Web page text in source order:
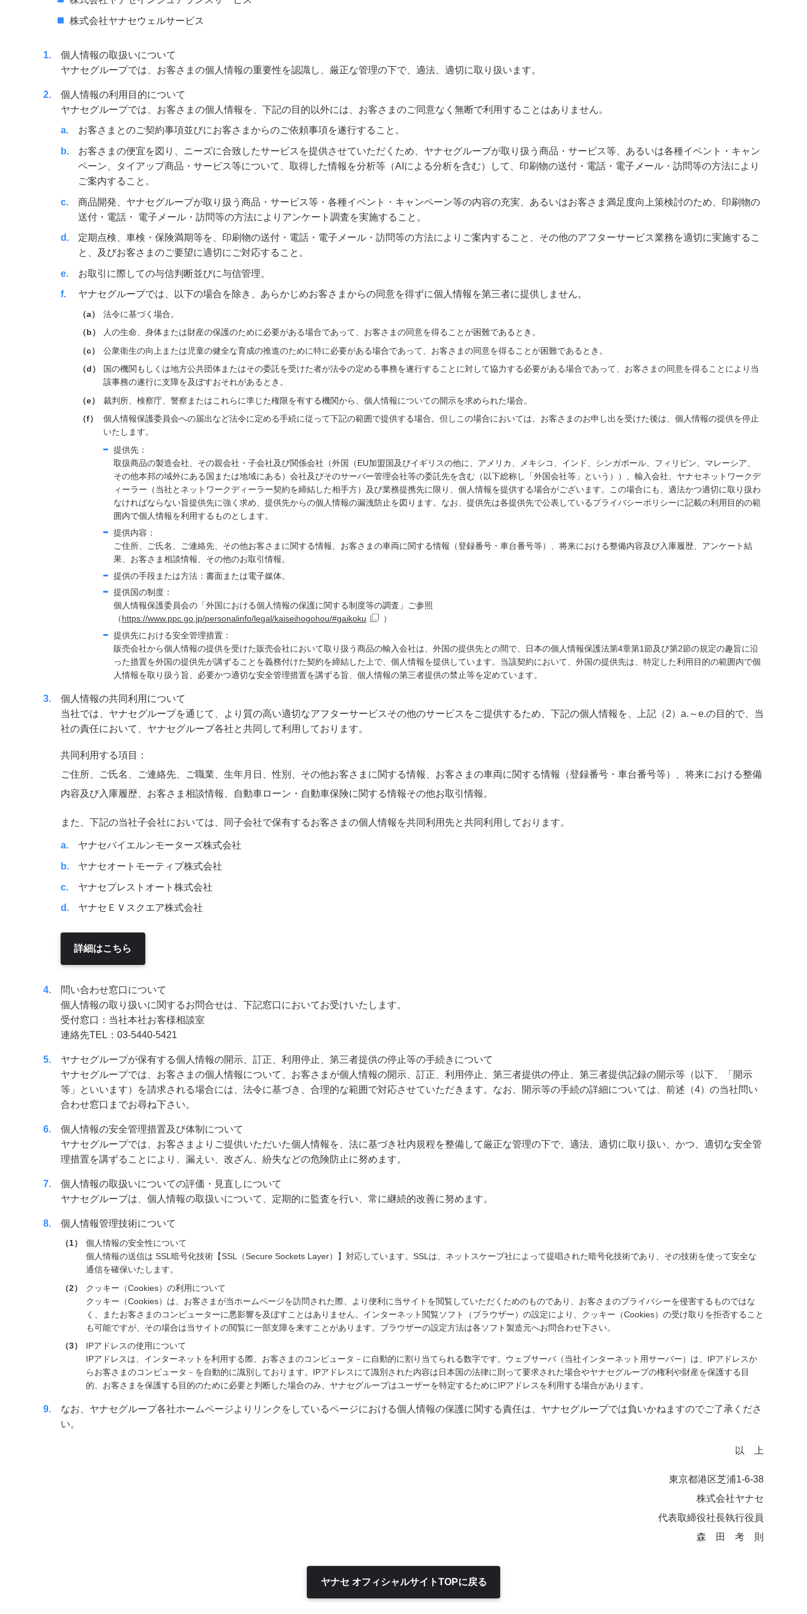
株式会社ヤナセウェルサービス
1
個人情報の取扱いについて
ヤナセグループでは、お客さまの個人情報の重要性を認識し、厳正な管理の下で、適法、適切に取り扱います。
2
個人情報の利用目的について
ヤナセグループでは、お客さまの個人情報を、下記の目的以外には、お客さまのご同意なく無断で利用することはありません。
a お客さまとのご契約事項並びにお客さまからのご依頼事項を遂行すること。
b
お客さまの便宜を図り、ニーズに合致したサービスを提供させていただくため、ヤナセグループが取り扱う商品・サービス等、あるいは各種イベント・キャン
ペーン、タイアップ商品・サービス等について、取得した情報を分析等（AIによる分析を含む）して、印刷物の送付・電話・電子メール・訪問等の方法により
ご案内すること。
c
商品開発、ヤナセグループが取り扱う商品・サービス等・各種イベント・キャンペーン等の内容の充実、あるいはお客さま満足度向上策検討のため、印刷物の
送付・電話・ 電子メール・訪問等の方法によりアンケート調査を実施すること。
d
定期点検、車検・保険満期等を、印刷物の送付・電話・電子メール・訪問等の方法によりご案内すること、その他のアフターサービス業務を適切に実施するこ
と、及びお客さまのご要望に適切にご対応すること。
e お取引に際しての与信判断並びに与信管理。
f ヤナセグループでは、以下の場合を除き、あらかじめお客さまからの同意を得ずに個人情報を第三者に提供しません。
a
法令に基づく場合。
b
人の生命、身体または財産の保護のために必要がある場合であって、お客さまの同意を得ることが困難であるとき。
c
公衆衛生の向上または児童の健全な育成の推進のために特に必要がある場合であって、お客さまの同意を得ることが困難であるとき。
d
国の機関もしくは地方公共団体またはその委託を受けた者が法令の定める事務を遂行することに対して協力する必要がある場合であって、お客さまの同意を得ることにより当
該事務の遂行に支障を及ぼすおそれがあるとき。
e
裁判所、検察庁、警察またはこれらに準じた権限を有する機関から、個人情報についての開示を求められた場合。
f
個人情報保護委員会への届出など法令に定める手続に従って下記の範囲で提供する場合。但しこの場合においては、お客さまのお申し出を受けた後は、個人情報の提供を停止
いたします。
提供先：
取扱商品の製造会社、その親会社・子会社及び関係会社（外国（EU加盟国及びイギリスの他に、アメリカ、メキシコ、インド、シンガポール、フィリピン、マレーシア、
その他本邦の域外にある国または地域にある）会社及びそのサーバー管理会社等の委託先を含む（以下総称し「外国会社等」という））、輸入会社、ヤナセネットワークデ
ィーラー（当社とネットワークディーラー契約を締結した相手方）及び業務提携先に限り、個人情報を提供する場合がございます。この場合にも、適法かつ適切に取り扱わ
なければならない旨提供先に強く求め、提供先からの個人情報の漏洩防止を図ります。なお、提供先は各提供先で公表しているプライバシーポリシーに記載の利用目的の範
囲内で個人情報を利用するものとします。
提供内容：
ご住所、ご氏名、ご連絡先、その他お客さまに関する情報、お客さまの車両に関する情報（登録番号・車台番号等）、将来における整備内容及び入庫履歴、アンケート結
果、お客さま相談情報、その他のお取引情報。
提供の手段または方法：書面または電子媒体。
提供国の制度：
個人情報保護委員会の「外国における個人情報の保護に関する制度等の調査」ご参照
（https://www.ppc.go.jp/personalinfo/legal/kaiseihogohou/#gaikoku
）
提供先における安全管理措置：
販売会社から個人情報の提供を受けた販売会社において取り扱う商品の輸入会社は、外国の提供先との間で、日本の個人情報保護法第4章第1節及び第2節の規定の趣旨に沿
った措置を外国の提供先が講ずることを義務付けた契約を締結した上で、個人情報を提供しています。当該契約において、外国の提供先は、特定した利用目的の範囲内で個
人情報を取り扱う旨、必要かつ適切な安全管理措置を講ずる旨、個人情報の第三者提供の禁止等を定めています。
3
個人情報の共同利用について
当社では、ヤナセグループを通じて、より質の高い適切なアフターサービスその他のサービスをご提供するため、下記の個人情報を、上記（2）a.～e.の目的で、当
社の責任において、ヤナセグループ各社と共同して利用しております。
共同利用する項目：
ご住所、ご氏名、ご連絡先、ご職業、生年月日、性別、その他お客さまに関する情報、お客さまの車両に関する情報（登録番号・車台番号等）、将来における整備
内容及び入庫履歴、お客さま相談情報、自動車ローン・自動車保険に関する情報その他お取引情報。
また、下記の当社子会社においては、同子会社で保有するお客さまの個人情報を共同利用先と共同利用しております。
a ヤナセバイエルンモーターズ株式会社
b ヤナセオートモーティブ株式会社
c ヤナセプレストオート株式会社
d ヤナセＥＶスクエア株式会社
詳細はこちら
4
問い合わせ窓口について
個人情報の取り扱いに関するお問合せは、下記窓口においてお受けいたします。
受付窓口：当社本社お客様相談室
連絡先TEL：03-5440-5421
5
ヤナセグループが保有する個人情報の開示、訂正、利用停止、第三者提供の停止等の手続きについて
ヤナセグループでは、お客さまの個人情報について、お客さまが個人情報の開示、訂正、利用停止、第三者提供の停止、第三者提供記録の開示等（以下、「開示
等」といいます）を請求される場合には、法令に基づき、合理的な範囲で対応させていただきます。なお、開示等の手続の詳細については、前述（4）の当社問い
合わせ窓口までお尋ね下さい。
6
個人情報の安全管理措置及び体制について
ヤナセグループでは、お客さまよりご提供いただいた個人情報を、法に基づき社内規程を整備して厳正な管理の下で、適法、適切に取り扱い、かつ、適切な安全管
理措置を講ずることにより、漏えい、改ざん、紛失などの危険防止に努めます。
7
個人情報の取扱いについての評価・見直しについて
ヤナセグループは、個人情報の取扱いについて、定期的に監査を行い、常に継続的改善に努めます。
8 個人情報管理技術について
1
個人情報の安全性について
個人情報の送信は SSL暗号化技術【SSL（Secure Sockets Layer）】対応しています。SSLは、ネットスケープ社によって提唱された暗号化技術であり、その技術を使って安全な
通信を確保いたします。
2
クッキー（Cookies）の利用について
クッキー（Cookies）は、お客さまが当ホームページを訪問された際、より便利に当サイトを閲覧していただくためのものであり、お客さまのプライバシーを侵害するものではな
く、またお客さまのコンピューターに悪影響を及ぼすことはありません。インターネット閲覧ソフト（ブラウザー）の設定により、クッキー（Cookies）の受け取りを拒否すること
も可能ですが、その場合は当サイトの閲覧に一部支障を来すことがあります。ブラウザーの設定方法は各ソフト製造元へお問合わせ下さい。
3
IPアドレスの使用について
IPアドレスは、インターネットを利用する際、お客さまのコンピュータ－に自動的に割り当てられる数字です。ウェブサーバ（当社インターネット用サーバー）は、IPアドレスか
らお客さまのコンピュータ－を自動的に識別しております。IPアドレスにて識別された内容は日本国の法律に則って要求された場合やヤナセグループの権利や財産を保護する目
的、お客さまを保護する目的のために必要と判断した場合のみ、ヤナセグループはユーザーを特定するためにIPアドレスを利用する場合があります。
9
なお、ヤナセグループ各社ホームページよりリンクをしているページにおける個人情報の保護に関する責任は、ヤナセグループでは負いかねますのでご了承くださ
い。
以 上
東京都港区芝浦1-6-38
株式会社ヤナセ
代表取締役社長執行役員
森 田 考 則
ヤナセ オフィシャルサイトTOPに戻る